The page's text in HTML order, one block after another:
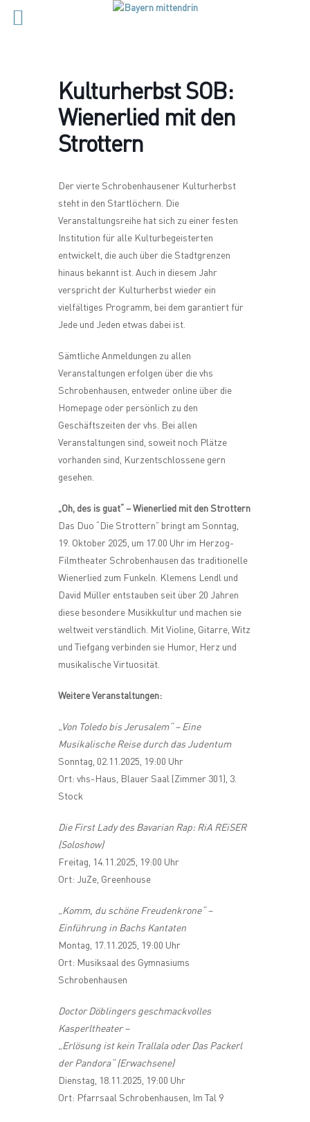
Kulturherbst SOB:
Wienerlied mit den
Strottern
Der vierte Schrobenhausener Kulturherbst
steht in den Startlöchern. Die
Veranstaltungsreihe hat sich zu einer festen
Institution für alle Kulturbegeisterten
entwickelt, die auch über die Stadtgrenzen
hinaus bekannt ist. Auch in diesem Jahr
verspricht der Kulturherbst wieder ein
vielfältiges Programm, bei dem garantiert für
Jede und Jeden etwas dabei ist.
Sämtliche Anmeldungen zu allen
Veranstaltungen erfolgen über die vhs
Schrobenhausen, entweder online über die
Homepage oder persönlich zu den
Geschäftszeiten der vhs. Bei allen
Veranstaltungen sind, soweit noch Plätze
vorhanden sind, Kurzentschlossene gern
gesehen.
„Oh, des is guat“ – Wienerlied mit den Strottern
Das Duo “Die Strottern” bringt am Sonntag,
19. Oktober 2025, um 17.00 Uhr im Herzog-
Filmtheater Schrobenhausen das traditionelle
Wienerlied zum Funkeln. Klemens Lendl und
David Müller entstauben seit über 20 Jahren
diese besondere Musikkultur und machen sie
weltweit verständlich. Mit Violine, Gitarre, Witz
und Tiefgang verbinden sie Humor, Herz und
musikalische Virtuosität.
Weitere Veranstaltungen:
„Von Toledo bis Jerusalem“ – Eine
Musikalische Reise durch das Judentum
Sonntag, 02.11.2025, 19:00 Uhr
Ort: vhs-Haus, Blauer Saal (Zimmer 301), 3.
Stock
Die First Lady des Bavarian Rap: RiA REiSER
(Soloshow)
Freitag, 14.11.2025, 19:00 Uhr
Ort: JuZe, Greenhouse
„Komm, du schöne Freudenkrone“ –
Einführung in Bachs Kantaten
Montag, 17.11.2025, 19:00 Uhr
Ort: Musiksaal des Gymnasiums
Schrobenhausen
Doctor Döblingers geschmackvolles
Kasperltheater –
„Erlösung ist kein Trallala oder Das Packerl
der Pandora“ (Erwachsene)
Dienstag, 18.11.2025, 19:00 Uhr
Ort: Pfarrsaal Schrobenhausen, Im Tal 9